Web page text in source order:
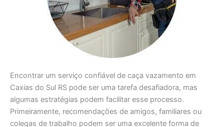
Encontrar um serviço confiável de caça vazamento em
Caxias do Sul RS pode ser uma tarefa desafiadora, mas
algumas estratégias podem facilitar esse processo.
Primeiramente, recomendações de amigos, familiares ou
colegas de trabalho podem ser uma excelente forma de